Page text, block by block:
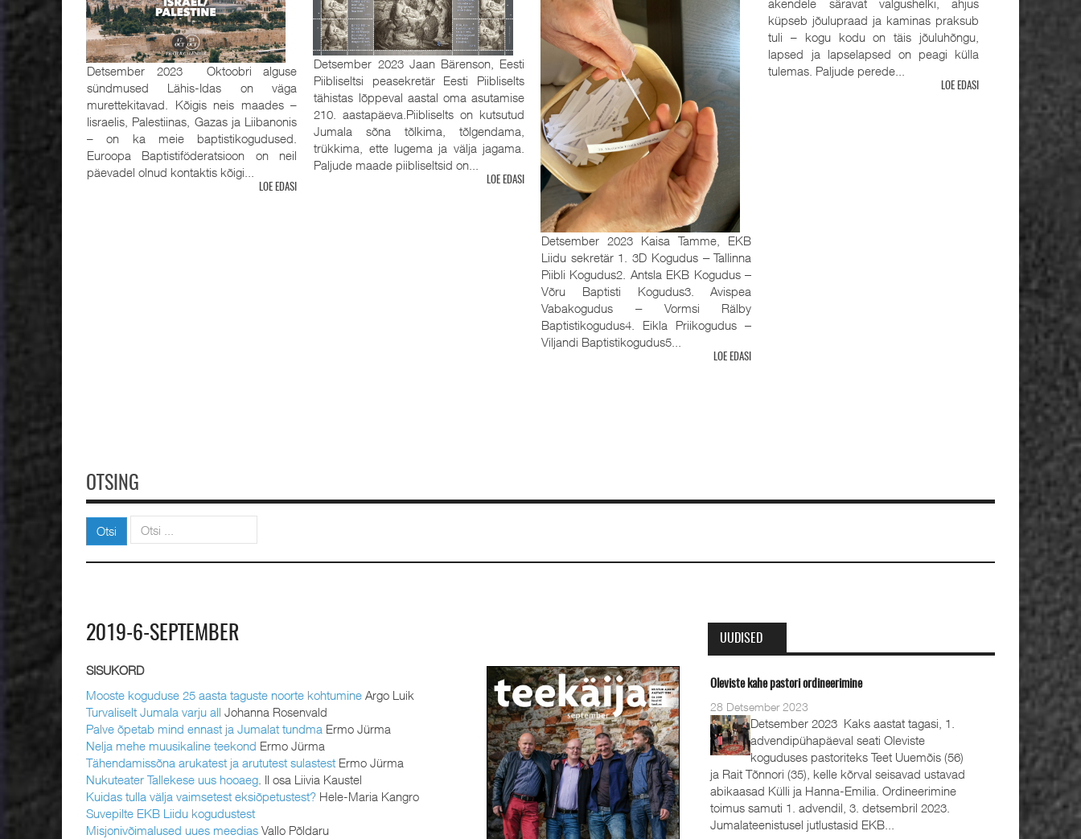
Detsember 2023 Oktoobri alguse
sündmused Lähis-Idas on väga
murettekitavad. Kõigis neis maades –
Iisraelis, Palestiinas, Gazas ja Liibanonis
– on ka meie baptistikogudused.
Euroopa Baptistiföderatsioon on neil
päevadel olnud kontaktis kõigi...
LOE EDASI
Detsember 2023 Jaan Bärenson, Eesti
Piibliseltsi peasekretär Eesti Piibliselts
tähistas lõppeval aastal oma asutamise
210. aastapäeva.Piibliselts on kutsutud
Jumala sõna tõlkima, tõlgendama,
trükkima, ette lugema ja välja jagama.
Paljude maade piibliseltsid on...
LOE EDASI
Detsember 2023 Kaisa Tamme, EKB
Liidu sekretär 1. 3D Kogudus ‒ Tallinna
Piibli Kogudus2. Antsla EKB Kogudus ‒
Võru Baptisti Kogudus3. Avispea
Vabakogudus ‒ Vormsi Rälby
Baptistikogudus4. Eikla Priikogudus ‒
Viljandi Baptistikogudus5...
LOE EDASI
akendele säravat valgushelki, ahjus
küpseb jõulupraad ja kaminas praksub
tuli – kogu kodu on täis jõuluhõngu,
lapsed ja lapselapsed on peagi külla
tulemas. Paljude perede...
LOE EDASI
OTSING
Otsi Otsi
2019-6-SEPTEMBER
SISUKORD
Mooste koguduse 25 aasta taguste noorte kohtumine Argo Luik
Turvaliselt Jumala varju all Johanna Rosenvald
Palve õpetab mind ennast ja Jumalat tundma Ermo Jürma
Nelja mehe muusikaline teekond Ermo Jürma
Tähendamissõna arukatest ja arututest sulastest Ermo Jürma
Nukuteater Tallekese uus hooaeg . II osa Liivia Kaustel
Kuidas tulla välja vaimsetest eksiõpetustest? Hele-Maria Kangro
Suvepilte EKB Liidu kogudustest
Misjonivõimalused uues meedias Vallo Põldaru
UUDISED
Oleviste kahe pastori ordineerimine
28 Detsember 2023
Detsember 2023 Kaks aastat tagasi, 1.
advendipühapäeval seati Oleviste
koguduses pastoriteks Teet Uuemõis (56)
ja Rait Tõnnori (35), kelle kõrval seisavad ustavad
abikaasad Külli ja Hanna-Emilia. Ordineerimine
toimus samuti 1. advendil, 3. detsembril 2023.
Jumalateenistusel jutlustasid EKB...